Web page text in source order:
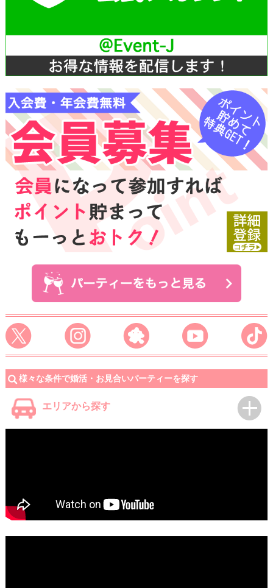
様々な条件で婚活・お見合いパーティーを探す
エリアから探す